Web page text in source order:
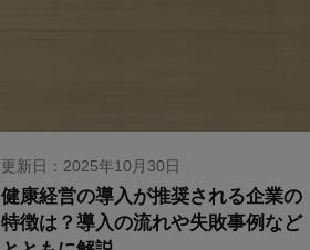
更新日：2025年10月30日
健康経営の導入が推奨される企業の
特徴は？導入の流れや失敗事例など